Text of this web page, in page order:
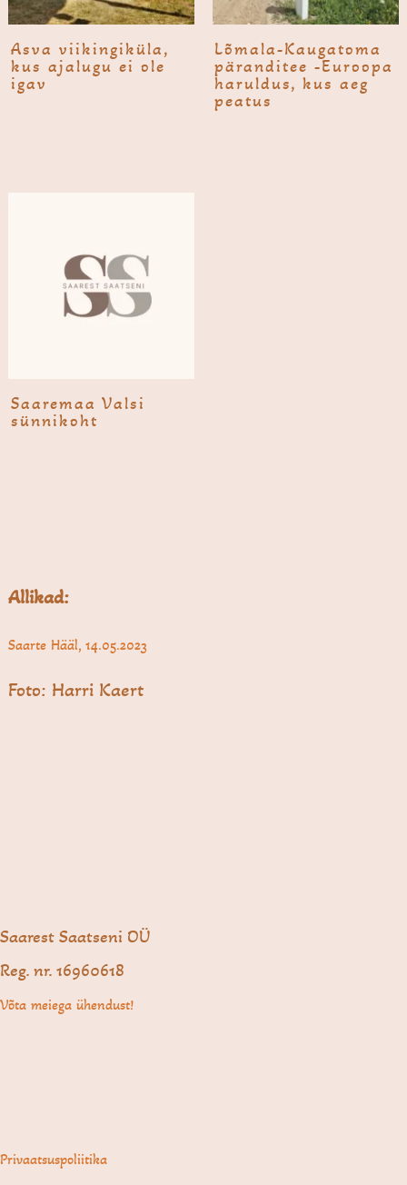
Asva viikingi­küla,
kus ajalugu ei ole
igav
Lõmala-Kauga­toma
pärandi­tee -Euroopa
haruldus, kus aeg
peatus
Saare­maa Valsi
sünni­koht
Allikad:
Saarte Hääl, 14.05.2023
Foto: Harri Kaert
Saarest Saatseni OÜ
Reg. nr. 16960618
Võta meiega ühendust!
Privaatsuspoliitika